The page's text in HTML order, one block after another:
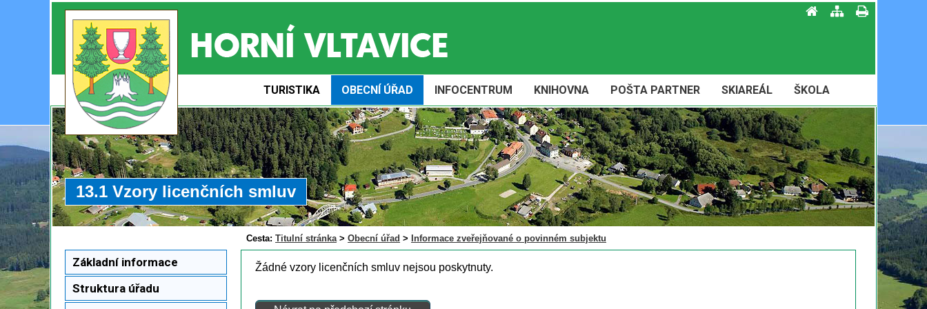
TURISTIKA OBECNÍ ÚŘAD INFOCENTRUM KNIHOVNA POŠTA PARTNER SKIAREÁL ŠKOLA
13.1 Vzory licenčních smluv
Cesta: Titulní stránka> Obecní úřad > Informace zveřejňované o povinném subjektu
Základní informace
Struktura úřadu
Žádné vzory licenčních smluv nejsou poskytnuty.